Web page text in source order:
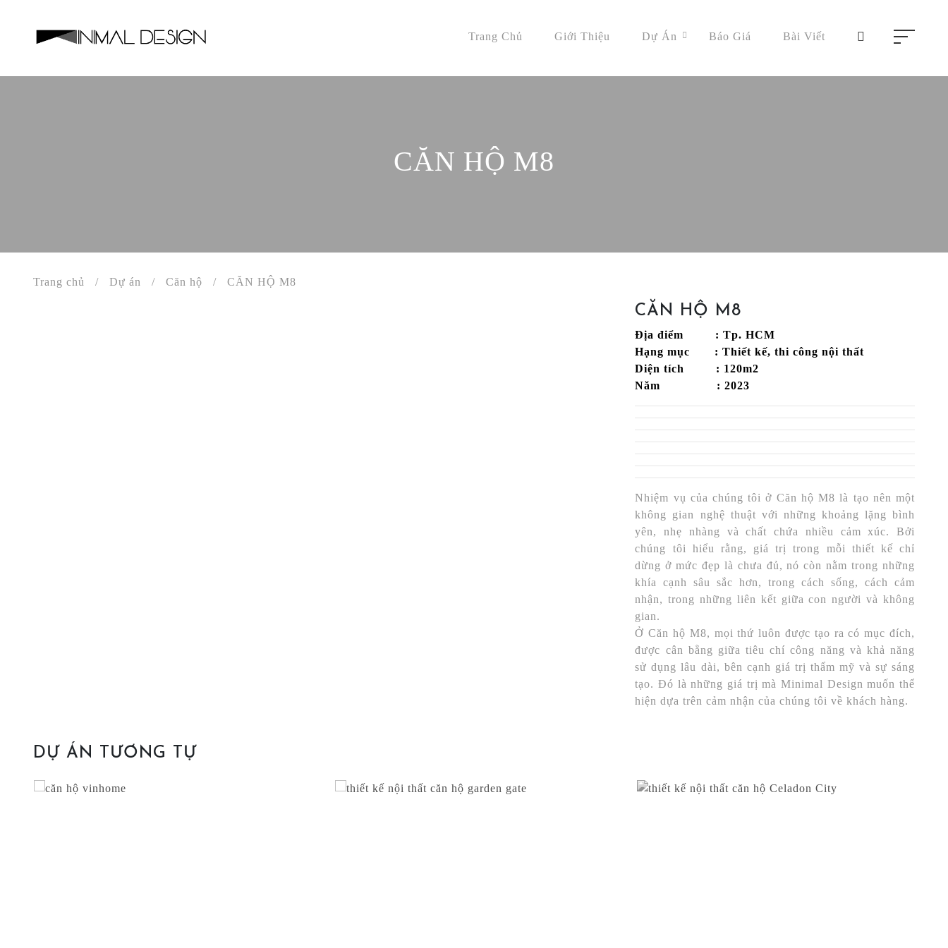
Trang Chủ Giới Thiệu Dự Án Báo Giá Bài Viết
CĂN HỘ M8
Trang chủ / Dự án / Căn hộ / CĂN HỘ M8
CĂN HỘ M8
Địa điểm : Tp. HCM
Hạng mục : Thiết kế, thi công nội thất
Diện tích : 120m2
Năm : 2023
Nhiệm vụ của chúng tôi ở Căn hộ M8 là tạo nên một
không gian nghệ thuật với những khoảng lặng bình
yên, nhẹ nhàng và chất chứa nhiều cảm xúc. Bởi
chúng tôi hiểu rằng, giá trị trong mỗi thiết kế chỉ
dừng ở mức đẹp là chưa đủ, nó còn nằm trong những
khía cạnh sâu sắc hơn, trong cách sống, cách cảm
nhận, trong những liên kết giữa con người và không
gian.
Ở Căn hộ M8, mọi thứ luôn được tạo ra có mục đích,
được cân bằng giữa tiêu chí công năng và khả năng
sử dụng lâu dài, bên cạnh giá trị thẩm mỹ và sự sáng
tạo. Đó là những giá trị mà Minimal Design muốn thể
hiện dựa trên cảm nhận của chúng tôi về khách hàng.
DỰ ÁN TƯƠNG TỰ